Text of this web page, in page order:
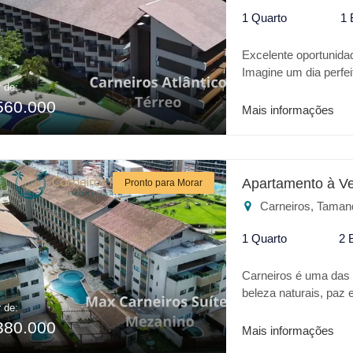
de:
1 Quarto 1
Excelente
Imagine um dia
realidade trata-se da
* Varanda Gourmet
Academia * Quadra
Praia dos Carneiros
Mais informações
Pronto para Morar
de:
Apartamento à
Carneiros,
1 Quarto 2
Carneiros é uma
beleza naturais, paz
todo conforto de um
Mais informações